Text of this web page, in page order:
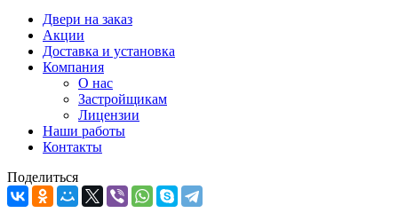
Двери на заказ
Акции
Доставка и установка
Компания
О нас
Застройщикам
Лицензии
Наши работы
Контакты
Поделиться